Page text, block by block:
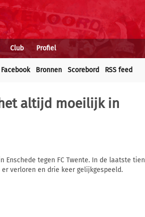
Club Profiel
Facebook Bronnen Scorebord RSS feed
altijd moeilijk in
tegen FC Twente. In de laatste tien
verloren en drie keer gelijkgespeeld.